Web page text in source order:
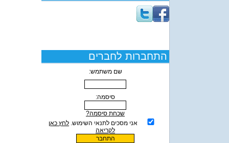
התחברות לחברים
שם משתמש:
סיסמה:
שכחת סיסמה?
אני מסכים לתנאי השימוש. לחץ כאן
לקריאה